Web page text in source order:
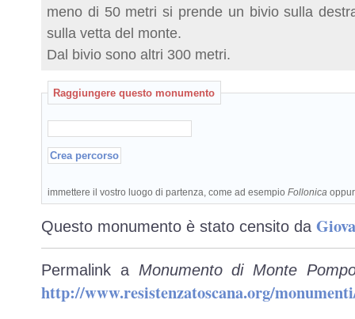
meno di 50 metri si prende un bivio sulla
sulla vetta del monte.
Dal bivio sono altri 300 metri.
Raggiungere questo monumento
immettere il vostro luogo di partenza, come ad esempio Follonica
Questo monumento è stato censito da
Permalink a Monumento di Monte
http://www.resistenzatoscana.org/